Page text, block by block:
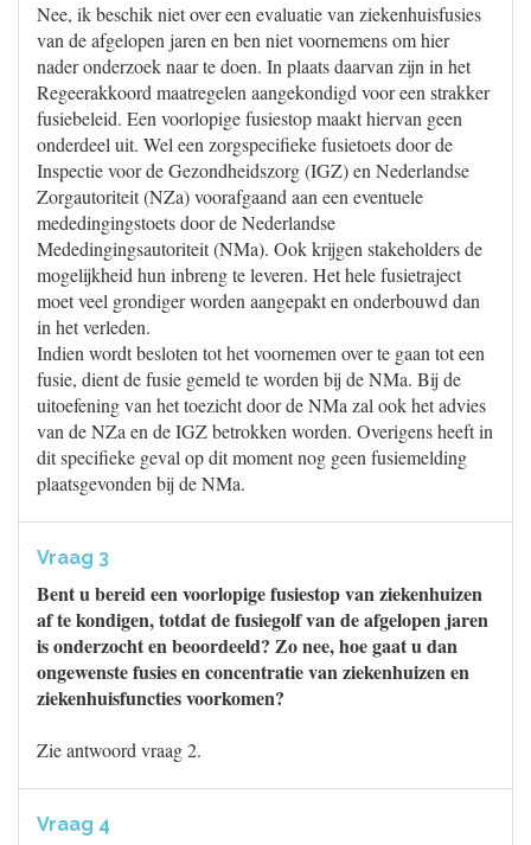
Nee, ik beschik niet over een evaluatie van ziekenhuisfusies
van de afgelopen jaren en ben niet voornemens om hier
nader onderzoek naar te doen. In plaats daarvan zijn in het
Regeerakkoord maatregelen aangekondigd voor een strakker
fusiebeleid. Een voorlopige fusiestop maakt hiervan geen
onderdeel uit. Wel een zorgspecifieke fusietoets door de
Inspectie voor de Gezondheidszorg (IGZ) en Nederlandse
Zorgautoriteit (NZa) voorafgaand aan een eventuele
mededingingstoets door de Nederlandse
Mededingingsautoriteit (NMa). Ook krijgen stakeholders de
mogelijkheid hun inbreng te leveren. Het hele fusietraject
moet veel grondiger worden aangepakt en onderbouwd dan
in het verleden.
Indien wordt besloten tot het voornemen over te gaan tot een
fusie, dient de fusie gemeld te worden bij de NMa. Bij de
uitoefening van het toezicht door de NMa zal ook het advies
van de NZa en de IGZ betrokken worden. Overigens heeft in
dit specifieke geval op dit moment nog geen fusiemelding
plaatsgevonden bij de NMa.
Vraag 3
Bent u bereid een voorlopige fusiestop van ziekenhuizen
af te kondigen, totdat de fusiegolf van de afgelopen jaren
is onderzocht en beoordeeld? Zo nee, hoe gaat u dan
ongewenste fusies en concentratie van ziekenhuizen en
ziekenhuisfuncties voorkomen?
Zie antwoord vraag 2.
Vraag 4